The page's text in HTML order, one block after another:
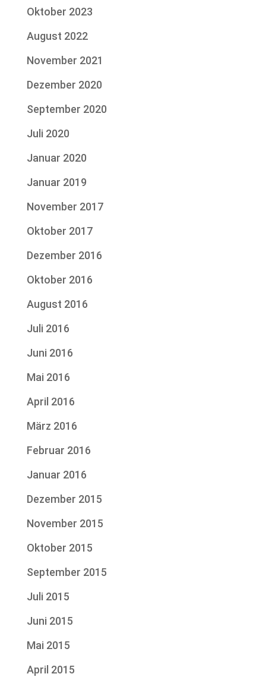
Oktober 2023
August 2022
November 2021
Dezember 2020
September 2020
Juli 2020
Januar 2020
Januar 2019
November 2017
Oktober 2017
Dezember 2016
Oktober 2016
August 2016
Juli 2016
Juni 2016
Mai 2016
April 2016
März 2016
Februar 2016
Januar 2016
Dezember 2015
November 2015
Oktober 2015
September 2015
Juli 2015
Juni 2015
Mai 2015
April 2015